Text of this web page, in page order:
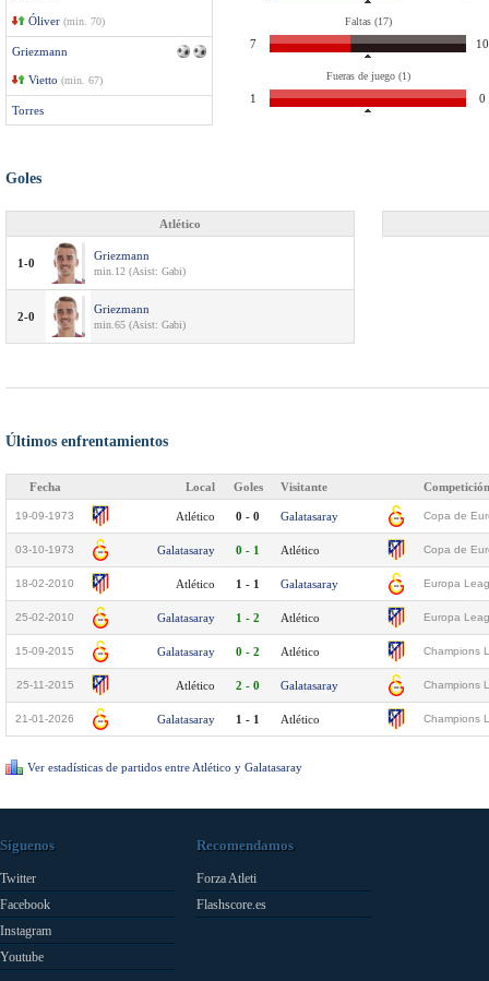
Óliver (min. 70)
Griezmann
Vietto (min. 67)
Torres
Faltas (17)
7 10
Fueras de juego (1)
1 0
Goles
Atlético
1-0
Griezmann
min.12 (Asist: Gabi)
2-0
Griezmann
min.65 (Asist: Gabi)
Últimos enfrentamientos
Fecha Local Goles Visitante Competición
19-09-1973 Atlético 0 - 0 Galatasaray Copa de
03-10-1973 Galatasaray 0 - 1 Atlético Copa de
18-02-2010 Atlético 1 - 1 Galatasaray Europa
25-02-2010 Galatasaray 1 - 2 Atlético Europa
15-09-2015 Galatasaray 0 - 2 Atlético Champions
25-11-2015 Atlético 2 - 0 Galatasaray Champions
21-01-2026 Galatasaray 1 - 1 Atlético Champions
Ver estadísticas de partidos entre Atlético y Galatasaray
Síguenos
Twitter
Facebook
Instagram
Youtube
Recomendamos
Forza Atleti
Flashscore.es